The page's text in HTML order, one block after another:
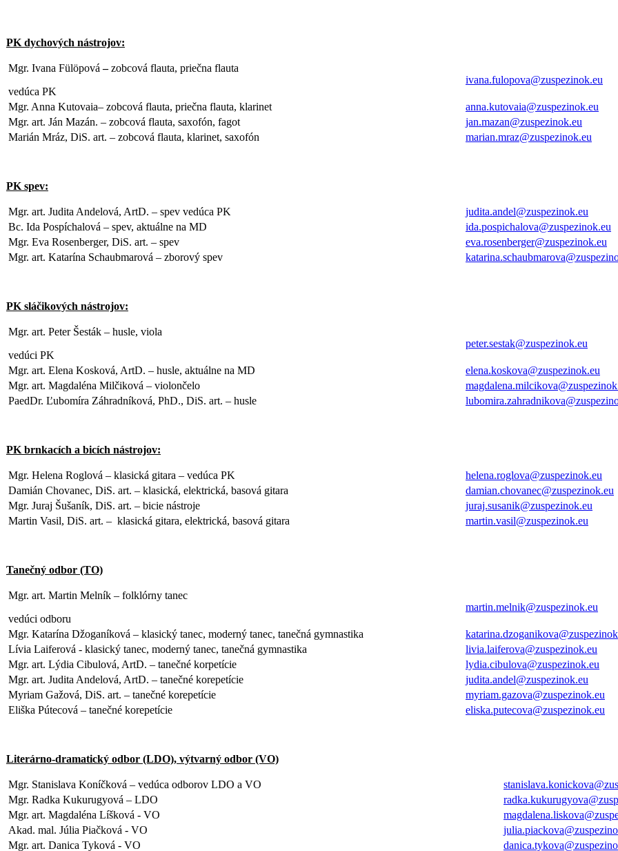
PK dychových nástrojov:
Mgr. Ivana Fülöpová –zobcová flauta, priečna flauta
vedúca PK
ivana.fulopova@zuspezinok.eu
Mgr. Anna Kutovaia– zobcová flauta, priečna flauta, klarinet
anna.kutovaia@zuspezinok.eu
Mgr. art. Ján Mazán. – zobcová flauta, saxofón, fagot
jan.mazan@zuspezinok.eu
Marián Mráz, DiS. art. – zobcová flauta, klarinet, saxofón
marian.mraz@zuspezinok.eu
PK spev:
Mgr. art. Judita Andelová, ArtD. – spev vedúca PK
judita.andel@zuspezinok.eu
Bc. Ida Pospíchalová – spev, aktuálne na MD
ida.pospichalova@zuspezinok.eu
Mgr. Eva Rosenberger, DiS. art. – spev
eva.rosenberger@zuspezinok.eu
Mgr. art. Katarína Schaubmarová – zborový spev
PK sláčikových nástrojov:
Mgr. art. Peter Šesták – husle, viola
vedúci PK
peter.sestak@zuspezinok.eu
Mgr. art. Elena Kosková, ArtD. – husle, aktuálne na MD
elena.koskova@zuspezinok.eu
Mgr. art. Magdaléna Milčiková – violončelo
PaedDr. Ľubomíra Záhradníková, PhD., DiS. art. – husle
PK brnkacích a bicích nástrojov:
Mgr. Helena Roglová – klasická gitara – vedúca PK
helena.roglova@zuspezinok.eu
Damián Chovanec, DiS. art. – klasická, elektrická, basová gitara
damian.chovanec@zuspezinok.eu
Mgr. Juraj Šušaník, DiS. art. – bicie nástroje
juraj.susanik@zuspezinok.eu
Martin Vasil, DiS. art. – klasická gitara, elektrická, basová gitara
martin.vasil@zuspezinok.eu
Tanečný odbor (TO)
Mgr. art. Martin Melník – folklórny tanec
vedúci odboru
martin.melnik@zuspezinok.eu
Mgr. Katarína Džoganíková – klasický tanec, moderný tanec, tanečná gymnastika
Lívia Laiferová - klasický tanec, moderný tanec, tanečná gymnastika
livia.laiferova@zuspezinok.eu
Mgr. art. Lýdia Cibulová, ArtD. – tanečné korpetície
lydia.cibulova@zuspezinok.eu
Mgr. art. Judita Andelová, ArtD. – tanečné korepetície
judita.andel@zuspezinok.eu
Myriam Gažová, DiS. art. – tanečné korepetície
myriam.gazova@zuspezinok.eu
Eliška Pútecová – tanečné korepetície
eliska.putecova@zuspezinok.eu
Literárno-dramatický odbor (LDO), výtvarný odbor (VO)
Mgr. Stanislava Koníčková – vedúca odborov LDO a VO
Mgr. Radka Kukurugyová – LDO
Mgr. art. Magdaléna Líšková - VO
Akad. mal. Júlia Piačková - VO
Mgr. art. Danica Tyková - VO